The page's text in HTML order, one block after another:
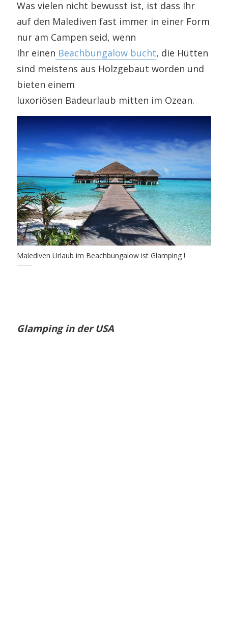
Was vielen nicht bewusst ist, ist dass Ihr
auf den Malediven fast immer in einer Form
nur am Campen seid, wenn
Ihr einen Beachbungalow bucht, die Hütten
sind meistens aus Holzgebaut worden und
bieten einem
luxoriösen Badeurlaub mitten im Ozean.
Malediven Urlaub im Beachbungalow ist Glamping !
Glamping in der USA